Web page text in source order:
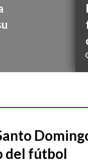
del fútbol femenino
del fútbol